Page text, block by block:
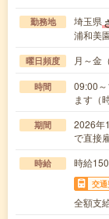
勤務地 埼玉県
浦和美
曜日頻度 月～金
時間
09:00
ます（
期間
2026年
で直接
時給 時給
交
全額支